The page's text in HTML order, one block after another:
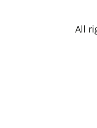
All